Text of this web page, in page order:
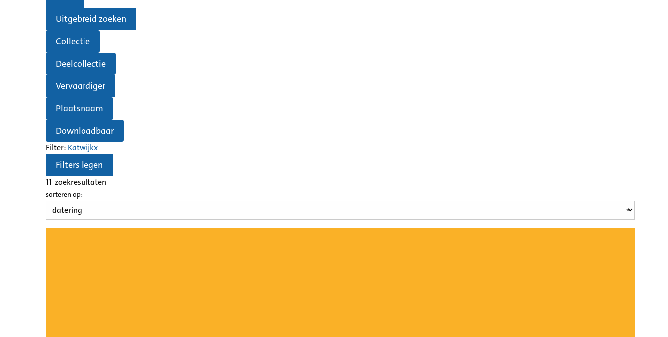
Uitgebreid zoeken
Collectie
Deelcollectie
Vervaardiger
Plaatsnaam
Downloadbaar
Filter: Katwijkx
Filters legen
11 zoekresultaten
sorteren op: